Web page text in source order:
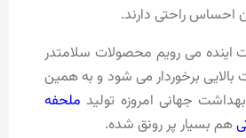
احساس راحتی دارند.
اینده می رویم محصولات سلامتدر
بالایی برخوردار می شود و به همین
جهانی امروزه تولید ملحفه
هم بسیار پر رونق شده.